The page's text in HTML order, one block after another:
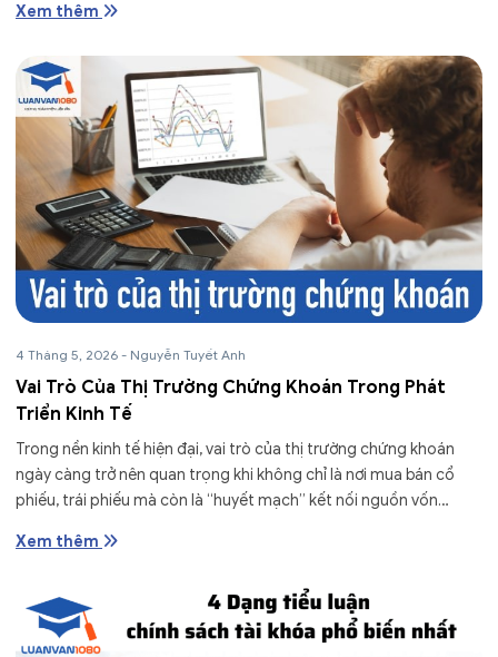
Xem thêm
4 Tháng 5, 2026 - Nguyễn Tuyết Anh
Vai Trò Của Thị Trường Chứng Khoán Trong Phát
Triển Kinh Tế
Trong nền kinh tế hiện đại, vai trò của thị trường chứng khoán
ngày càng trở nên quan trọng khi không chỉ là nơi mua bán cổ
phiếu, trái phiếu mà còn là “huyết mạch” kết nối nguồn vốn
Xem thêm